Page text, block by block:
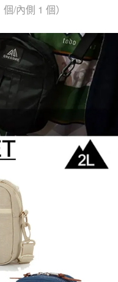
/內側 1 個）